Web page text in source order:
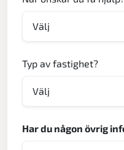
Typ av fastighet?
Har du någon övrig